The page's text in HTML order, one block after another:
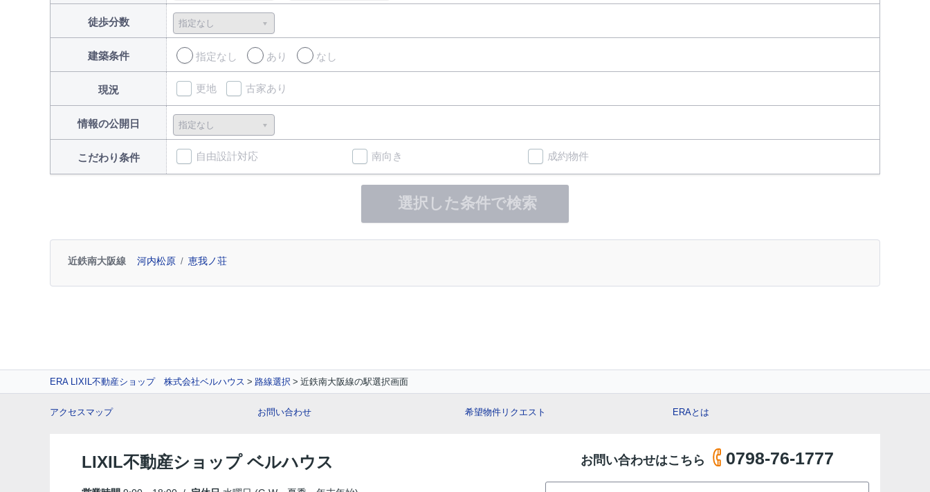
徒歩分数
建築条件 指定なし あり なし
現況 更地 古家あり
情報の公開日
こだわり条件 自由設計対応 南向き 成約物件
選択した条件で検索
近鉄南大阪線 河内松原 恵我ノ荘
ERA LIXIL不動産ショップ 株式会社ベルハウス 路線選択 近鉄南大阪線の駅選択画面
アクセスマップ お問い合わせ 希望物件リクエスト ERAとは
LIXIL不動産ショップ ベルハウス お問い合わせはこちら 0798-76-1777